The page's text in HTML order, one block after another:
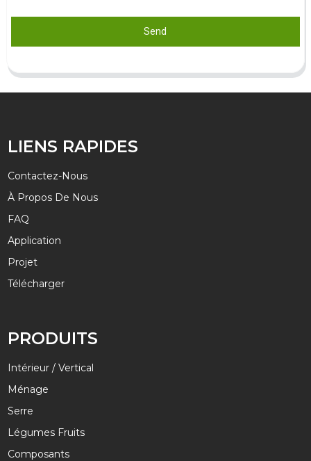
Send
LIENS RAPIDES
Contactez-Nous
À Propos De Nous
FAQ
Application
Projet
Télécharger
PRODUITS
Intérieur / Vertical
Ménage
Serre
Légumes Fruits
Composants